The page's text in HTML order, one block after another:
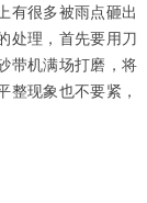
很多被雨点砸出
处理，首先要用刀
带机满场打磨，将
整现象也不要紧，